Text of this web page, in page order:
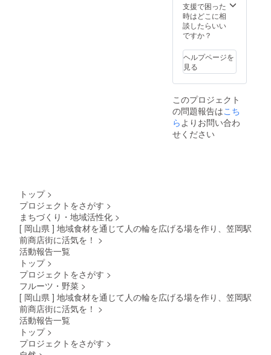
支援で困った
時はどこに相
談したらいい
ですか？
ヘルプページを
見る
このプロジェクト
の問題報告はこち
らよりお問い合わ
せください
トップ >
プロジェクトをさがす >
まちづくり・地域活性化 >
[ 岡山県 ] 地域食材を通じて人の輪を広げる場を作り、笠岡駅
前商店街に活気を！ >
活動報告一覧
トップ >
プロジェクトをさがす >
フルーツ・野菜 >
[ 岡山県 ] 地域食材を通じて人の輪を広げる場を作り、笠岡駅
前商店街に活気を！ >
活動報告一覧
トップ >
プロジェクトをさがす >